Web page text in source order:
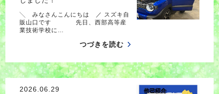
╲ みなさんこんにちは ／ スズキ自
販山口です 先日、西部高等産
業技術学校に…
つづきを読む
2026.06.29